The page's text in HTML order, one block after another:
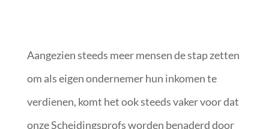
Aangezien steeds meer mensen de stap zetten
om als eigen ondernemer hun inkomen te
verdienen, komt het ook steeds vaker voor dat
onze Scheidingsprofs worden benaderd door